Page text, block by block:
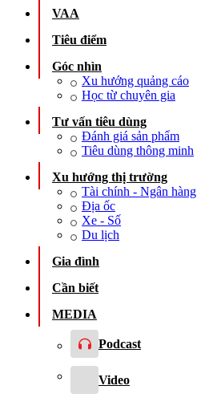
VAA
Tiêu điểm
Góc nhìn
Xu hướng quảng cáo
Học từ chuyên gia
Tư vấn tiêu dùng
Đánh giá sản phẩm
Tiêu dùng thông minh
Xu hướng thị trường
Tài chính - Ngân hàng
Địa ốc
Xe - Số
Du lịch
Gia đình
Cần biết
MEDIA
Podcast
Video